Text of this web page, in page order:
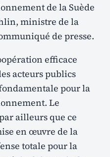
de la Suède
ministre de la
de presse.
efficace
acteurs publics
pour la
Le
ailleurs que ce
en œuvre de la
totale pour la